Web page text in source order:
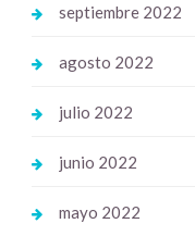
septiembre 2022
agosto 2022
julio 2022
junio 2022
mayo 2022